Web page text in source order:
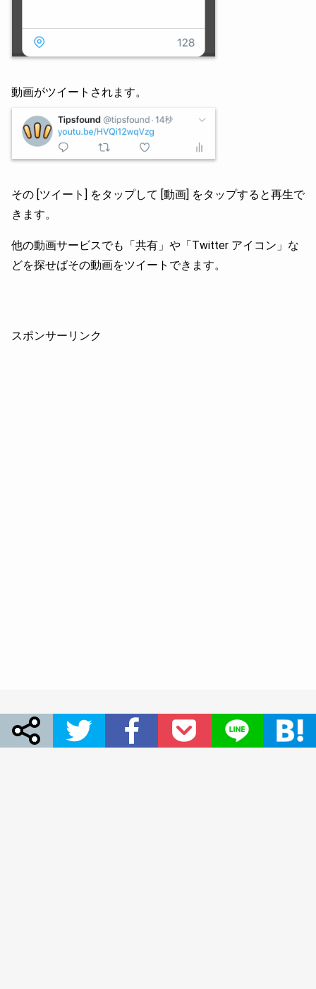
動画がツイートされます。
その [ツイート] をタップして [動画] をタップすると再生で
きます。
他の動画サービスでも「共有」や「Twitter アイコン」な
どを探せばその動画をツイートできます。
スポンサーリンク